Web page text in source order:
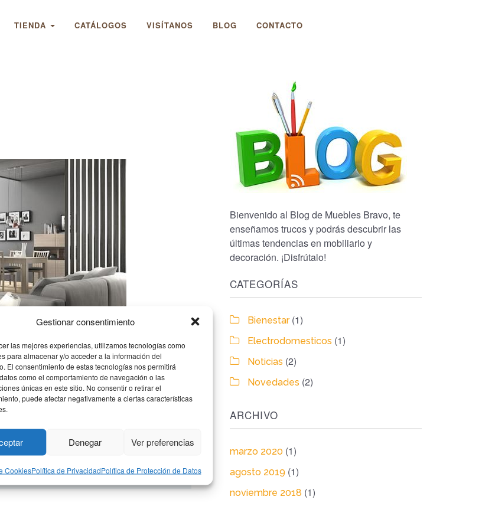
Gestionar consentimiento
las mejores experiencias, utilizamos tecnologías como
para almacenar y/o acceder a la información del
El consentimiento de estas tecnologías nos permitirá
como el comportamiento de navegación o las
únicas en este sitio. No consentir o retirar el
puede afectar negativamente a ciertas características
Denegar Ver preferencias
CookiesPolítica de PrivacidadPolítica de Protección de Datos
TIENDA CATÁLOGOS VISÍTANOS BLOG CONTACTO
APILABLE MODERNO 18
Bienvenido al Blog de Muebles Bravo, te
enseñamos trucos y podrás descubrir las
últimas tendencias en mobiliario y
decoración. ¡Disfrútalo!
CATEGORÍAS
Bienestar(1)
Electrodomesticos (1)
Noticias (2)
Novedades (2)
ARCHIVO
marzo 2020 (1)
agosto 2019 (1)
noviembre 2018 (1)